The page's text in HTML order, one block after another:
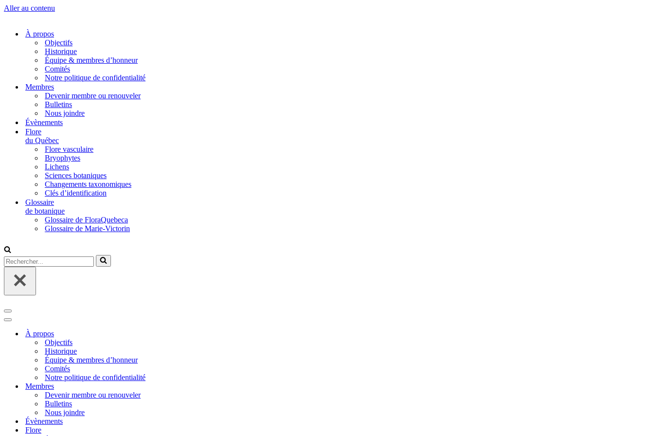
Aller au contenu
À propos
Objectifs
Historique
Équipe & membres d’honneur
Comités
Notre politique de confidentialité
Membres
Devenir membre ou renouveler
Bulletins
Nous joindre
Évènements
Flore
du Québec
Flore vasculaire
Bryophytes
Lichens
Sciences botaniques
Changements taxonomiques
Clés d’identification
Glossaire
de botanique
Glossaire de FloraQuebeca
Glossaire de Marie-Victorin
Rechercher...
Menu
de
navigation
Menu
navigationÀ propos
Objectifs
Historique
Équipe & membres d’honneur
Comités
Notre politique de confidentialité
Membres
Devenir membre ou renouveler
Bulletins
Nous joindre
Évènements
Flore